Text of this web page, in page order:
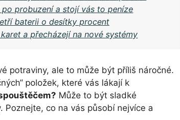
probuzení a stojí vás to peníze
baterii o desítky procent
a přecházejí na nové systémy
potraviny, ale to může být příliš náročné.
položek, které vás lákají k
Může to být sladké
co na vás působí nejvíce a